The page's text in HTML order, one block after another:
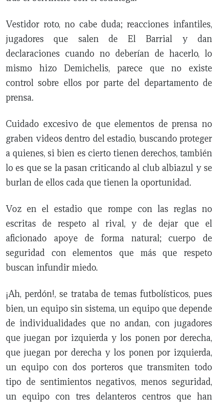
Vestidor roto, no cabe duda; reacciones infantiles,
jugadores que salen de El Barrial y dan
declaraciones cuando no deberían de hacerlo, lo
mismo hizo Demichelis, parece que no existe
control sobre ellos por parte del departamento de
prensa.
Cuidado excesivo de que elementos de prensa no
graben videos dentro del estadio, buscando proteger
a quienes, si bien es cierto tienen derechos, también
lo es que se la pasan criticando al club albiazul y se
burlan de ellos cada que tienen la oportunidad.
Voz en el estadio que rompe con las reglas no
escritas de respeto al rival, y de dejar que el
aficionado apoye de forma natural; cuerpo de
seguridad con elementos que más que respeto
buscan infundir miedo.
¡Ah, perdón!, se trataba de temas futbolísticos, pues
bien, un equipo sin sistema, un equipo que depende
de individualidades que no andan, con jugadores
que juegan por izquierda y los ponen por derecha,
que juegan por derecha y los ponen por izquierda,
un equipo con dos porteros que transmiten todo
tipo de sentimientos negativos, menos seguridad,
un equipo con tres delanteros centros que han